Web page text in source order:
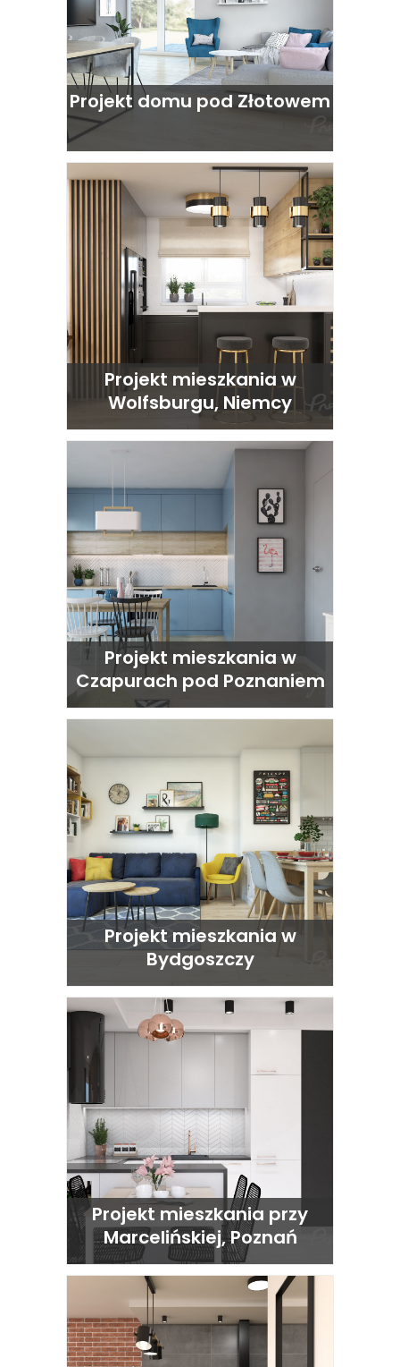
Projekt domu pod Złotowem
Projekt mieszkania w
Wolfsburgu, Niemcy
Projekt mieszkania w
Czapurach pod Poznaniem
Projekt mieszkania w
Bydgoszczy
Projekt mieszkania przy
Marcelińskiej, Poznań